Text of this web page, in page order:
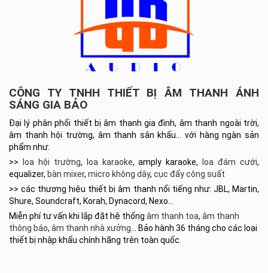
CÔNG TY TNHH THIẾT BỊ ÂM THANH ÁNH
SÁNG GIA BẢO
Đại lý phân phối thiết bị âm thanh gia đình, âm thanh ngoài trời,
âm thanh hội trường, âm thanh sân khấu… với hàng ngàn sản
phẩm như:
>>
loa hội trường, loa karaoke, amply karaoke, loa đám cưới,
equalizer, bàn mixer, micro không dây, cục đẩy công suất
>> các thương hiệu thiết bị âm thanh nổi tiếng như: JBL, Martin,
Shure, Soundcraft, Korah, Dynacord, Nexo…
Miễn phí tư vấn khi lắp đặt hệ thống âm thanh toa, âm thanh
thông báo, âm thanh nhà xưởng … Bảo hành 36 tháng cho các loại
thiết bị nhập khẩu chính hãng trên toàn quốc.